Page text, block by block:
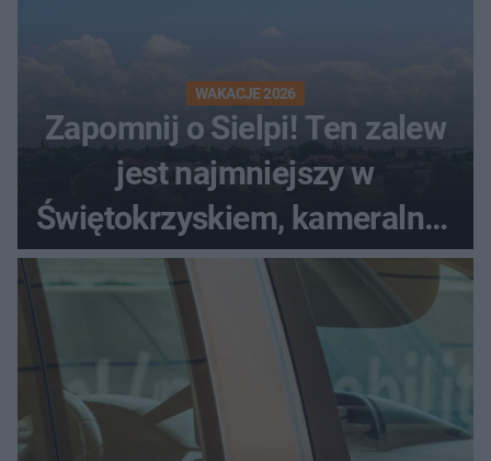
WAKACJE 2026
Zapomnij o Sielpi! Ten zalew
jest najmniejszy w
Świętokrzyskiem, kameralny i
bez tłumów